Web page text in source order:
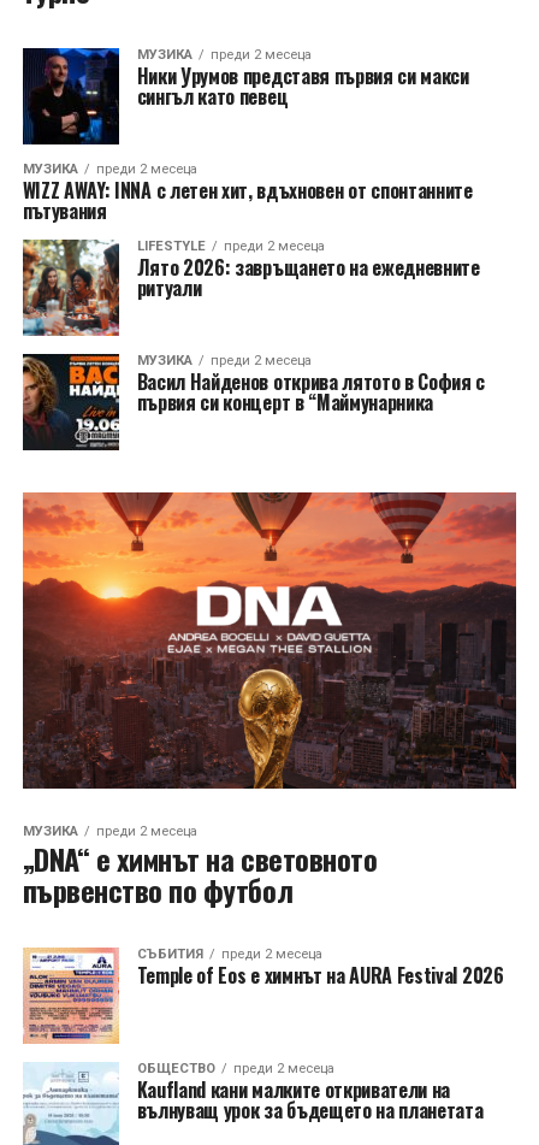
МУЗИКА преди 2 месеца
Ники Урумов представя първия си макси
сингъл като певец
МУЗИКА преди 2 месеца
WIZZ AWAY: INNA с летен хит, вдъхновен от спонтанните
пътувания
LIFESTYLE преди 2 месеца
Лято 2026: завръщането на ежедневните
ритуали
МУЗИКА преди 2 месеца
Васил Найденов открива лятото в София с
първия си концерт в “Маймунарника
МУЗИКА преди 2 месеца
„DNA“ е химнът на световното
първенство по футбол
СЪБИТИЯ преди 2 месеца
Temple of Eos е химнът на AURA Festival 2026
ОБЩЕСТВО преди 2 месеца
Kaufland кани малките откриватели на
вълнуващ урок за бъдещето на планетата